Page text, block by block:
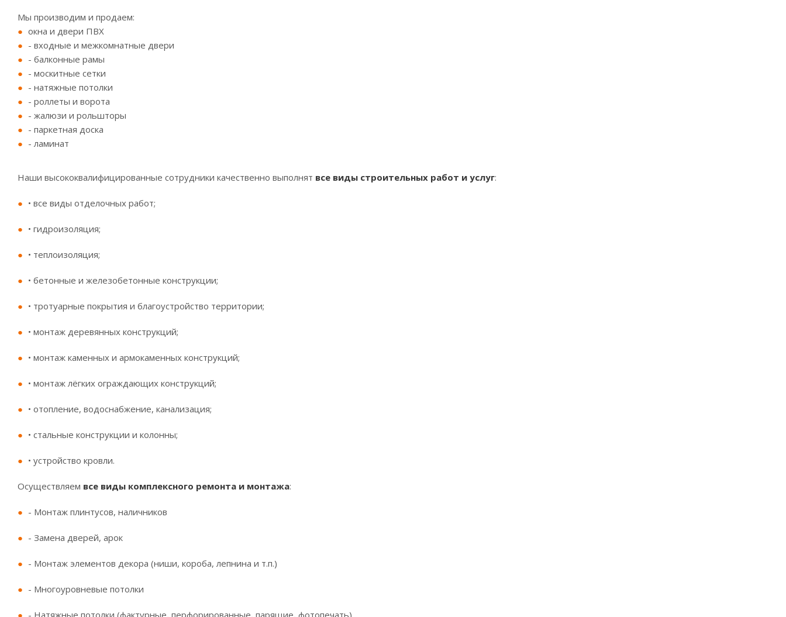
Мы производим и продаем:
окна и двери ПВХ
- входные и межкомнатные двери
- балконные рамы
- москитные сетки
- натяжные потолки
- роллеты и ворота
- жалюзи и рольшторы
- паркетная доска
- ламинат
Наши высококвалифицированные сотрудники качественно выполнят все виды строительных работ и услуг:
• все виды отделочных работ;
• гидроизоляция;
• теплоизоляция;
• бетонные и железобетонные конструкции;
• тротуарные покрытия и благоустройство территории;
• монтаж деревянных конструкций;
• монтаж каменных и армокаменных конструкций;
• монтаж лёгких ограждающих конструкций;
• отопление, водоснабжение, канализация;
• стальные конструкции и колонны;
• устройство кровли.
Осуществляем все виды комплексного ремонта и монтажа:
- Монтаж плинтусов, наличников
- Замена дверей, арок
- Монтаж элементов декора (ниши, короба, лепнина и т.п.)
- Многоуровневые потолки
- Натяжные потолки (фактурные, перфорированные, парящие, фотопечать)